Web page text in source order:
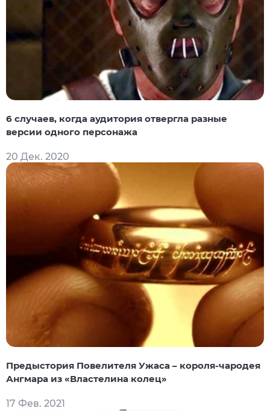
6 случаев, когда аудитория отвергла разные
версии одного персонажа
20 Дек. 2020
Предыстория Повелителя Ужаса – короля-чародея
Ангмара из «Властелина колец»
17 Фев. 2021